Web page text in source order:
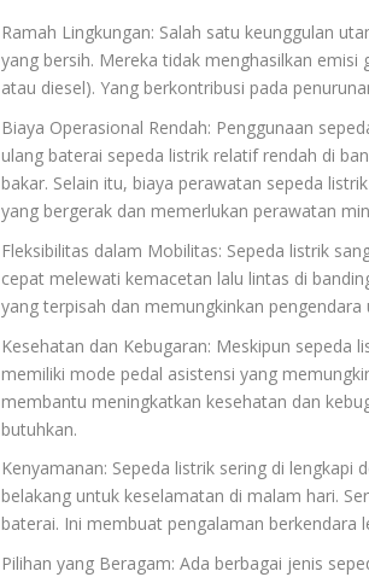
Ramah Lingkungan: Salah satu keunggulan
yang bersih. Mereka tidak menghasilkan
atau diesel). Yang berkontribusi pada
Biaya Operasional Rendah: Penggunaan
ulang baterai sepeda listrik relatif rendah di
bakar. Selain itu, biaya perawatan sepeda
yang bergerak dan memerlukan perawatan
Fleksibilitas dalam Mobilitas: Sepeda listrik
cepat melewati kemacetan lalu lintas di
yang terpisah dan memungkinkan
Kesehatan dan Kebugaran: Meskipun sepeda
memiliki mode pedal asistensi yang
membantu meningkatkan kesehatan dan
butuhkan.
Kenyamanan: Sepeda listrik sering di
belakang untuk keselamatan di malam hari.
baterai. Ini membuat pengalaman berkendara
Pilihan yang Beragam: Ada berbagai jenis